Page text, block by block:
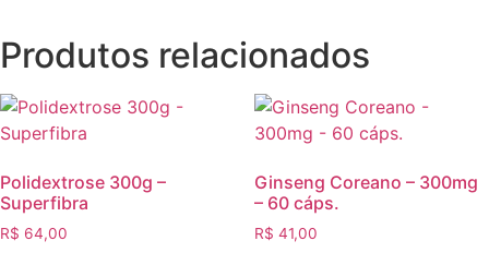
Produtos relacionados
Polidextrose 300g –
Superfibra
R$ 64,00
Ginseng Coreano – 300mg
– 60 cáps.
R$ 41,00